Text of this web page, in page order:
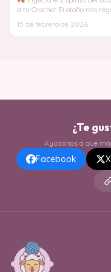
a tu Crochet El otoño nos
má
15 de febrero de 2026
¿Te
Ayúdanos a que
Facebook X